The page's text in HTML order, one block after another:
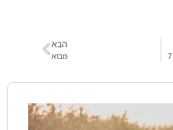
הבא
מבוא